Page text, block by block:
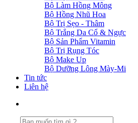
Bộ Làm Hồng Mông
Bộ Hồng Nhũ Hoa
Bộ Trị Sẹo - Thâm
Bộ Trắng Da Cổ & Ngực
Bộ Sản Phẩm Vitamin
Bộ Trị Rụng Tóc
Bộ Make Up
Bộ Dưỡng Lông Mày-Mi
Tin tức
Liên hệ